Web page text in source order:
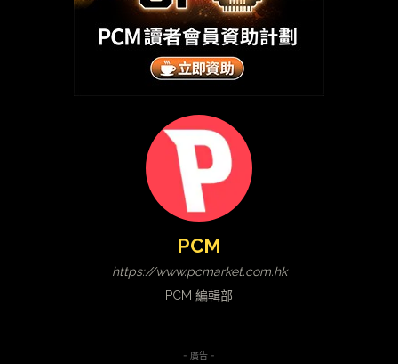
PCM
https://www.pcmarket.com.hk
PCM 編輯部
- 廣告 -